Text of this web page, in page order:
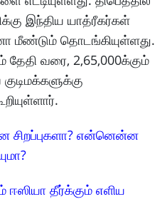
இந்திய யாத்ரீகர்கள்
தொடங்கியுள்ளது.
வரை, 2,65,000க்கும்
சிறப்புகளா? என்னென்ன
ஈஸியா தீர்க்கும் எளிய